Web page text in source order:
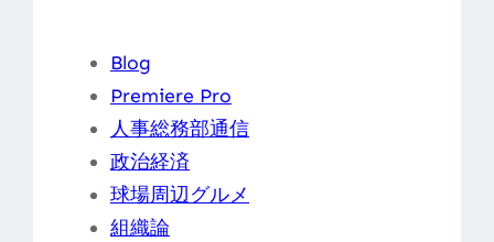
Blog
Premiere Pro
人事総務部通信
政治経済
球場周辺グルメ
組織論